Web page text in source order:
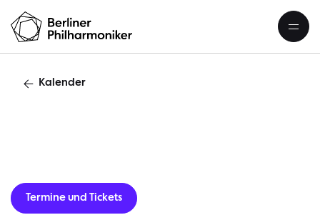
Kalender
Termine und Tickets